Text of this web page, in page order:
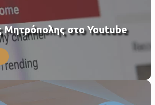
Μητρόπολης στο Youtube